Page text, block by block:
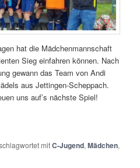
hat die Mädchenmannschaft
Sieg einfahren können. Nach
gewann das Team von Andi
aus Jettingen-Scheppach.
uns auf’s nächste Spiel!
mitC-Jugend,Mädchen,